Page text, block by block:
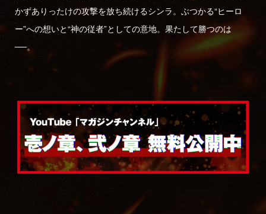
かずありったけの攻撃を放ち続けるシンラ。ぶつかる“ヒーロ
ー”への想いと“神の従者”としての意地。果たして勝つのは
──。